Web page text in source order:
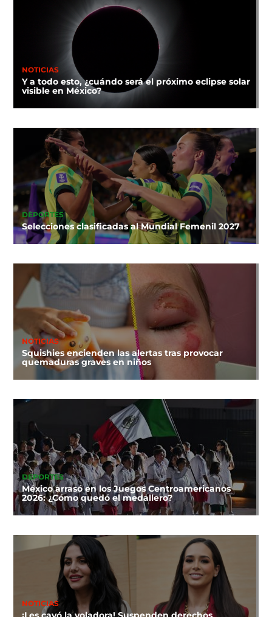
NOTICIAS
Y a todo esto, ¿cuándo será el próximo eclipse solar
visible en México?
DEPORTES
Selecciones clasificadas al Mundial Femenil 2027
NOTICIAS
Squishies encienden las alertas tras provocar
quemaduras graves en niños
DEPORTES
México arrasó en los Juegos Centroamericanos
2026: ¿Cómo quedó el medallero?
NOTICIAS